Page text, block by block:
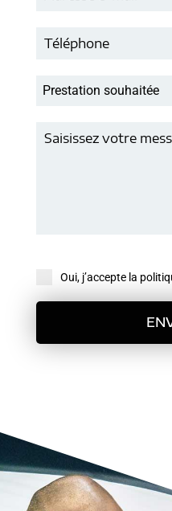
Prestation souhaitée
Oui, j’accepte la